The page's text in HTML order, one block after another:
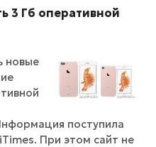
3 Гб оперативной
новые
поступила
При этом сайт не